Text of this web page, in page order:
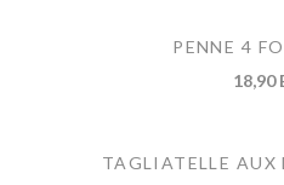
PENNE 4
18,90
TAGLIATELLE AUX